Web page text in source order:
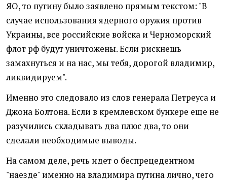
ЯО, то путину было заявлено прямым текстом: "В
случае использования ядерного оружия против
Украины, все российские войска и Черноморский
флот рф будут уничтожены. Если рискнешь
замахнуться и на нас, мы тебя, дорогой владимир,
ликвидируем".
Именно это следовало из слов генерала Петреуса и
Джона Болтона. Если в кремлевском бункере еще не
разучились складывать два плюс два, то они
сделали необходимые выводы.
На самом деле, речь идет о беспрецедентном
"наезде" именно на владимира путина лично, чего